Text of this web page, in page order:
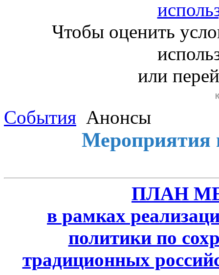
Чтобы оценить
или
События Анонсы
Мероприятия
ПЛАН
в рамках
политики по
традиционных